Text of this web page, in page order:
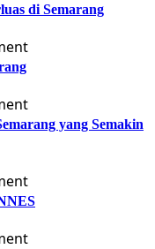
di Semarang
yang Semakin